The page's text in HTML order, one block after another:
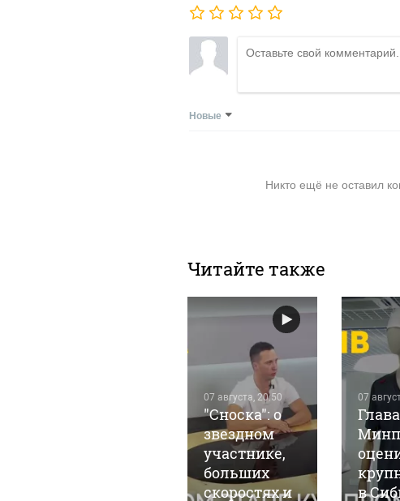
Новые
Никто ещё не оставил
Читайте также
07 августа, 20:50
"Сноска": о
звездном
участнике,
больших
скоростях и
07
Глава
в